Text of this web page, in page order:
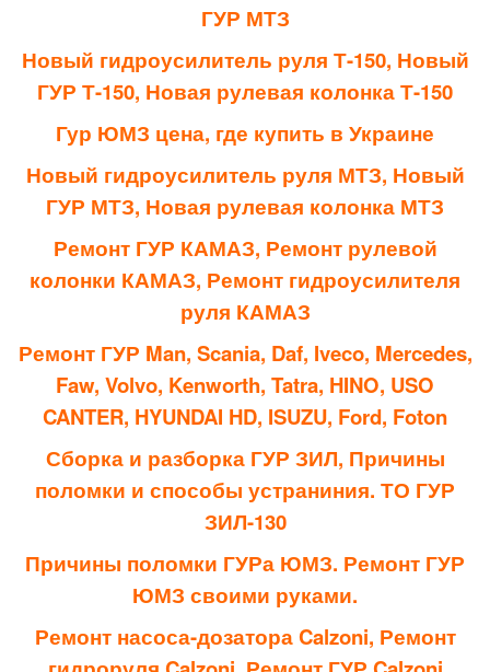
ГУР МТЗ
Новый гидроусилитель руля Т-150, Новый
ГУР Т-150, Новая рулевая колонка Т-150
Гур ЮМЗ цена, где купить в Украине
Новый гидроусилитель руля МТЗ, Новый
ГУР МТЗ, Новая рулевая колонка МТЗ
Ремонт ГУР КАМАЗ, Ремонт рулевой
колонки КАМАЗ, Ремонт гидроусилителя
руля КАМАЗ
Ремонт ГУР Man, Scania, Daf, Iveco, Mercedes,
Faw, Volvo, Kenworth, Tatra, HINO, USO
CANTER, HYUNDAI HD, ISUZU, Ford, Foton
Сборка и разборка ГУР ЗИЛ, Причины
поломки и способы устраниния. ТО ГУР
ЗИЛ-130
Причины поломки ГУРа ЮМЗ. Ремонт ГУР
ЮМЗ своими руками.
Ремонт насоса-дозатора Calzoni, Ремонт